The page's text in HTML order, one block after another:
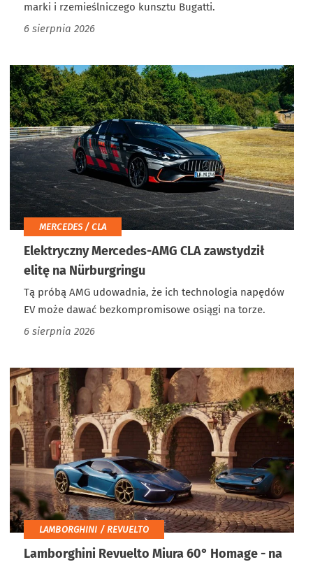
marki i rzemieślniczego kunsztu Bugatti.
6 sierpnia 2026
MERCEDES / CLA
Elektryczny Mercedes-AMG CLA zawstydził
elitę na Nürburgringu
Tą próbą AMG udowadnia, że ich technologia napędów
EV może dawać bezkompromisowe osiągi na torze.
6 sierpnia 2026
LAMBORGHINI / REVUELTO
Lamborghini Revuelto Miura 60° Homage - na